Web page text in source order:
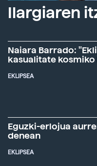
Ilargiaren
Naiara Barrado:
kasualitate kosmiko
EKLIPSEA
Eguzki-erlojua
denean
EKLIPSEA